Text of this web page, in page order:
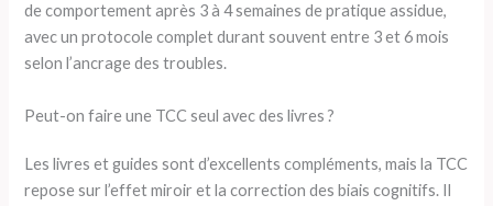
de comportement après 3 à 4 semaines de pratique assidue,
avec un protocole complet durant souvent entre 3 et 6 mois
selon l’ancrage des troubles.
Peut-on faire une TCC seul avec des livres ?
Les livres et guides sont d’excellents compléments, mais la TCC
repose sur l’effet miroir et la correction des biais cognitifs. Il